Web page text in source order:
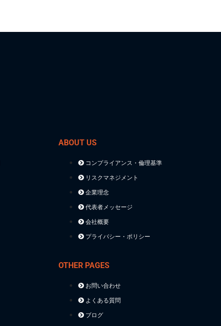
ABOUT US
コンプライアンス・倫理基準
リスクマネジメント
企業理念
代表者メッセージ
会社概要
プライバシー・ポリシー
OTHER PAGES
お問い合わせ
よくある質問
ブログ